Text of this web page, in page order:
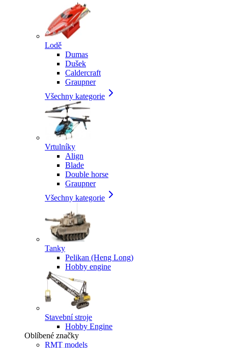
Lodě
Dumas
Dušek
Caldercraft
Graupner
Všechny kategorie
Vrtulníky
Align
Blade
Double horse
Graupner
Všechny kategorie
Tanky
Pelikan (Heng Long)
Hobby engine
Stavební stroje
Hobby Engine
Oblíbené značky
RMT models